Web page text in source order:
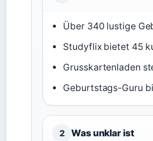
Über 340 lustige
Studyflix bietet 45
Grusskartenladen
Geburtstags-Guru
2 Was unklar ist